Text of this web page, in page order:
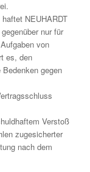
NEUHARDT
nur für
von
es, den
gegen
Verstoß
zugesicherter
nach dem